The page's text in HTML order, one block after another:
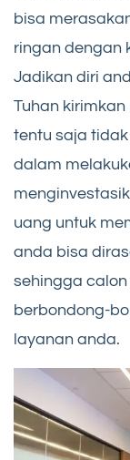
bisa
ringan dengan
Jadikan diri
Tuhan
tentu saja
dalam
uang untuk
anda bisa
sehingga
berbondong-
layanan anda.